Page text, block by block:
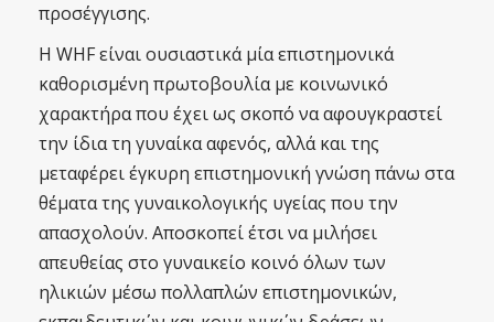
προσέγγισης.
Η WHF είναι ουσιαστικά μία επιστημονικά
καθορισμένη πρωτοβουλία με κοινωνικό
χαρακτήρα που έχει ως σκοπό να αφουγκραστεί
την ίδια τη γυναίκα αφενός, αλλά και της
μεταφέρει έγκυρη επιστημονική γνώση πάνω στα
θέματα της γυναικολογικής υγείας που την
απασχολούν. Αποσκοπεί έτσι να μιλήσει
απευθείας στο γυναικείο κοινό όλων των
ηλικιών μέσω πολλαπλών επιστημονικών,